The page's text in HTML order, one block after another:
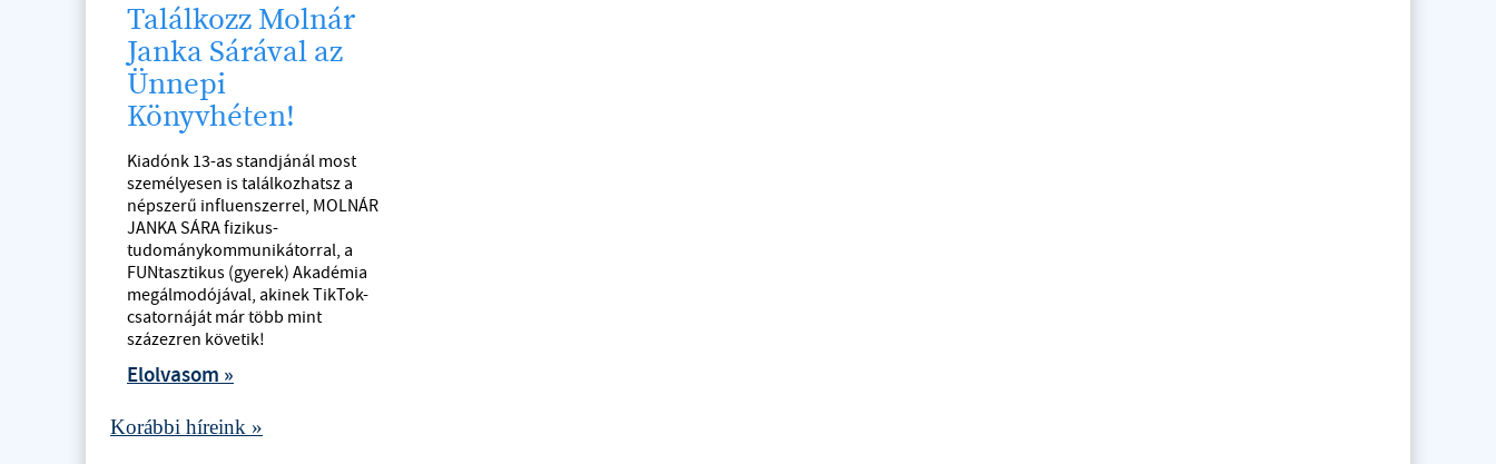
Találkozz Molnár
Janka Sárával az
Ünnepi
Könyvhéten!
Kiadónk 13-as standjánál most
személyesen is találkozhatsz a
népszerű influenszerrel, MOLNÁR
JANKA SÁRA fizikus-
tudománykommunikátorral, a
FUNtasztikus (gyerek) Akadémia
megálmodójával, akinek TikTok-
csatornáját már több mint
százezren követik!
Elolvasom »
Korábbi híreink »